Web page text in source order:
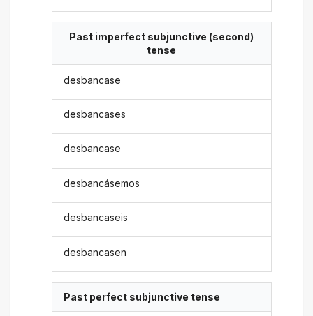
Past imperfect subjunctive (second)
tense
desbancase
desbancases
desbancase
desbancásemos
desbancaseis
desbancasen
Past perfect subjunctive tense